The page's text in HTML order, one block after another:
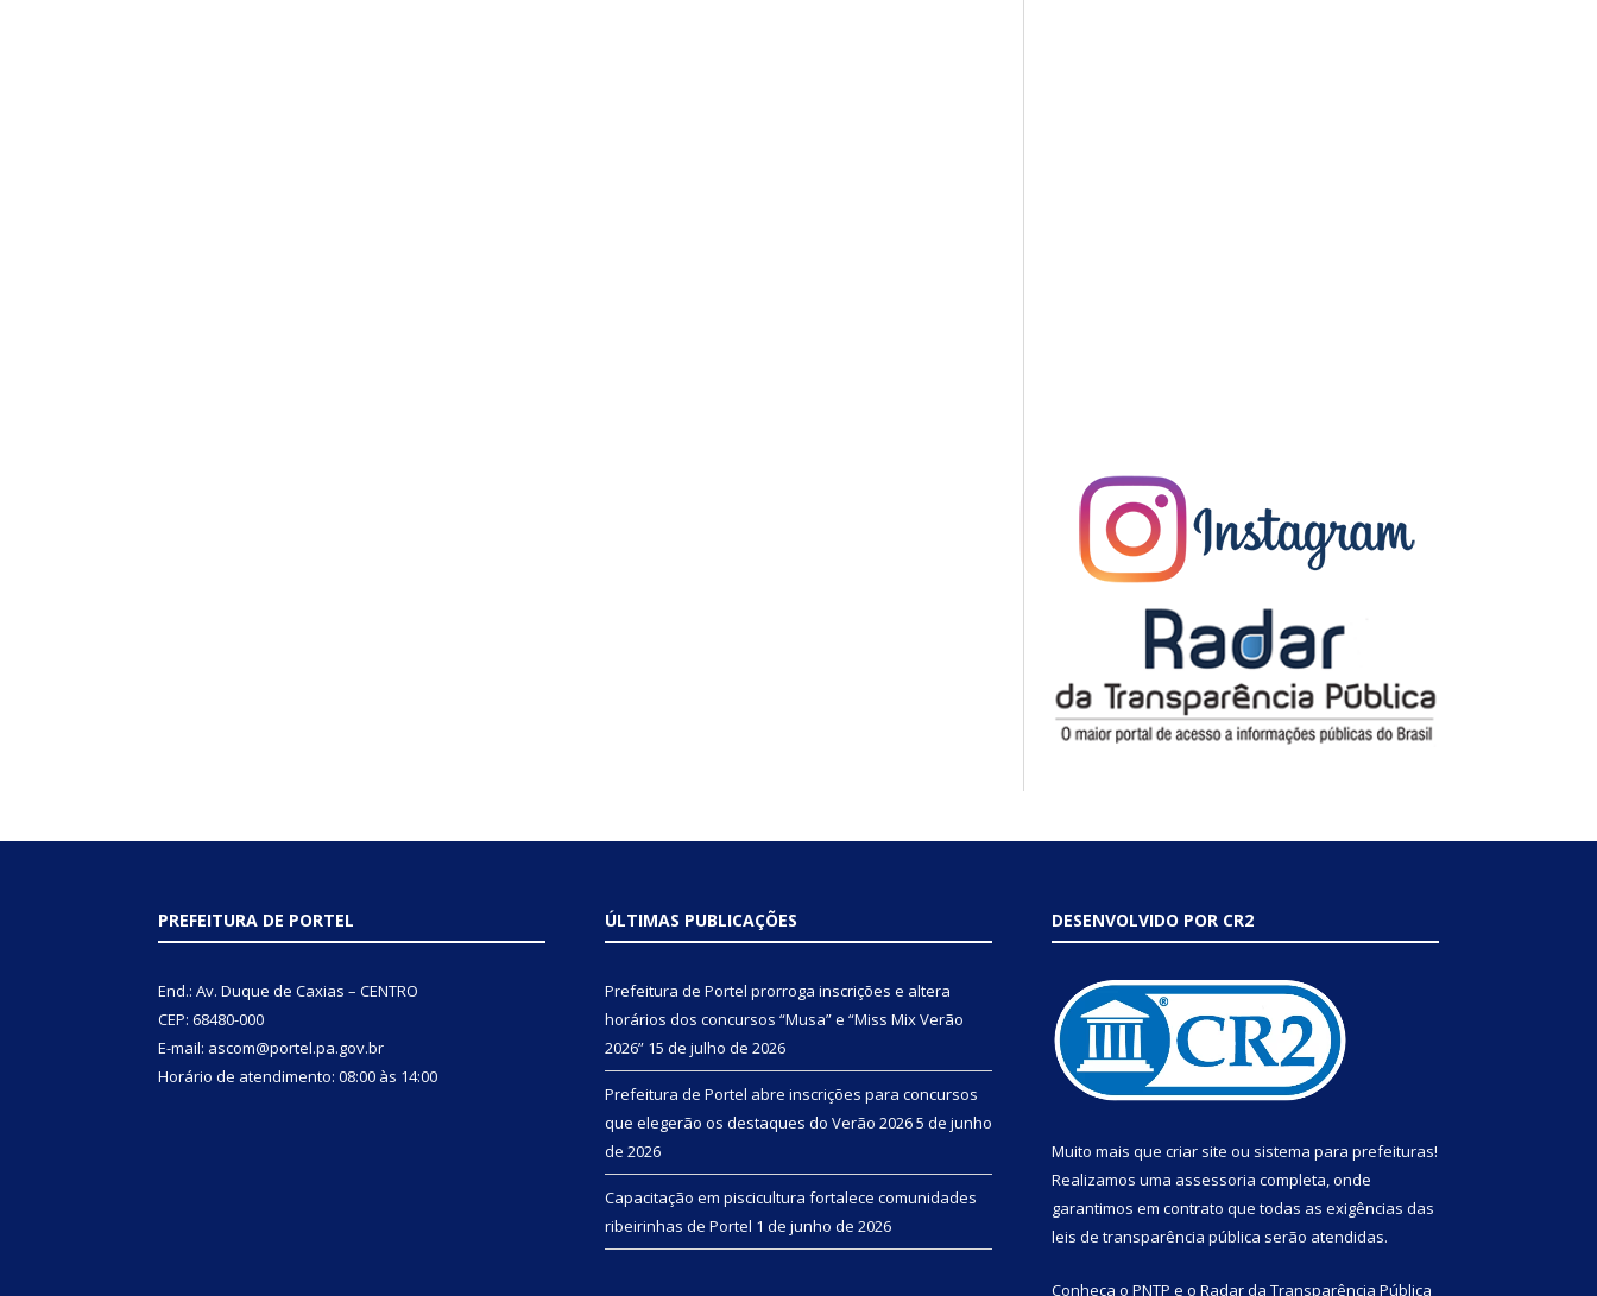
PREFEITURA DE PORTEL
End.: Av. Duque de Caxias – CENTRO
CEP: 68480-000
E-mail: ascom@portel.pa.gov.br
Horário de atendimento: 08:00 às 14:00
ÚLTIMAS PUBLICAÇÕES
Prefeitura de Portel prorroga inscrições e altera
horários dos concursos “Musa” e “Miss Mix Verão
2026” 15 de julho de 2026
Prefeitura de Portel abre inscrições para concursos
que elegerão os destaques do Verão 20265 de junho
de 2026
Capacitação em piscicultura fortalece comunidades
ribeirinhas de Portel 1 de junho de 2026
DESENVOLVIDO POR CR2
Muito mais que criar site ou sistema para prefeituras!
Realizamos uma assessoria completa, onde
garantimos em contrato que todas as exigências das
leis de transparência pública serão atendidas.
Conheça o PNTP e o Radar da Transparência Pública